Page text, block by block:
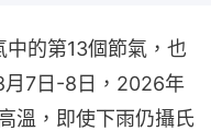
的第13個節氣，也
月7日-8日，2026年
溫，即使下雨仍攝氏